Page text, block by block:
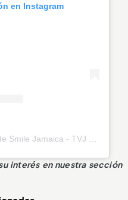
en Instagram
interés en nuestra sección